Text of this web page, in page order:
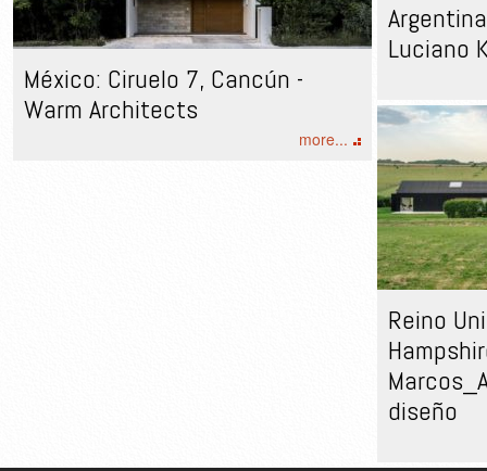
Luciano
México: Ciruelo 7, Cancún -
Warm Architects
more...
Reino
diseño